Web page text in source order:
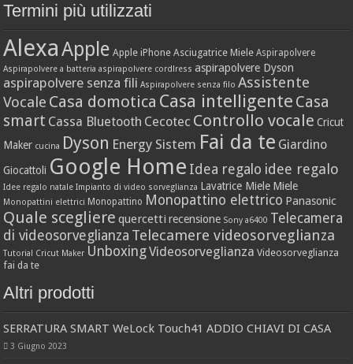
Termini più utilizzati
AlexaApple Apple iPhone Asciugatrice Miele Aspirapolvere
Aspirapolvere a batteria aspirapolvere cordlress aspirapolvere Dyson
aspirapolvere senza fili Aspirapolvere senza filo Assistente
Vocale Casa domotica Casa intelligente Casa
smart Cassa Bluetooth Cecotec Controllo vocale Cricut
Maker cucina Dyson Energy Sistem Fai da te Giardino
Giocattoli Google Home Idea regalo idee regalo
Idee regalo natale Impianto di video sorveglianza Lavatrice Miele Miele
Monopattini elettrici Monopattino Monopattino elettrico Panasonic
Quale scegliere quercetti recensione Sony a6400 Telecamera
di videosorveglianza Telecamere videosorveglianza
Tutorial Cricut Maker UnboxingVideosorveglianza Videosorveglianza
fai da te
Altri prodotti
SERRATURA SMART WeLock Touch41 ADDIO CHIAVI DI CASA
3 Giugno 2023